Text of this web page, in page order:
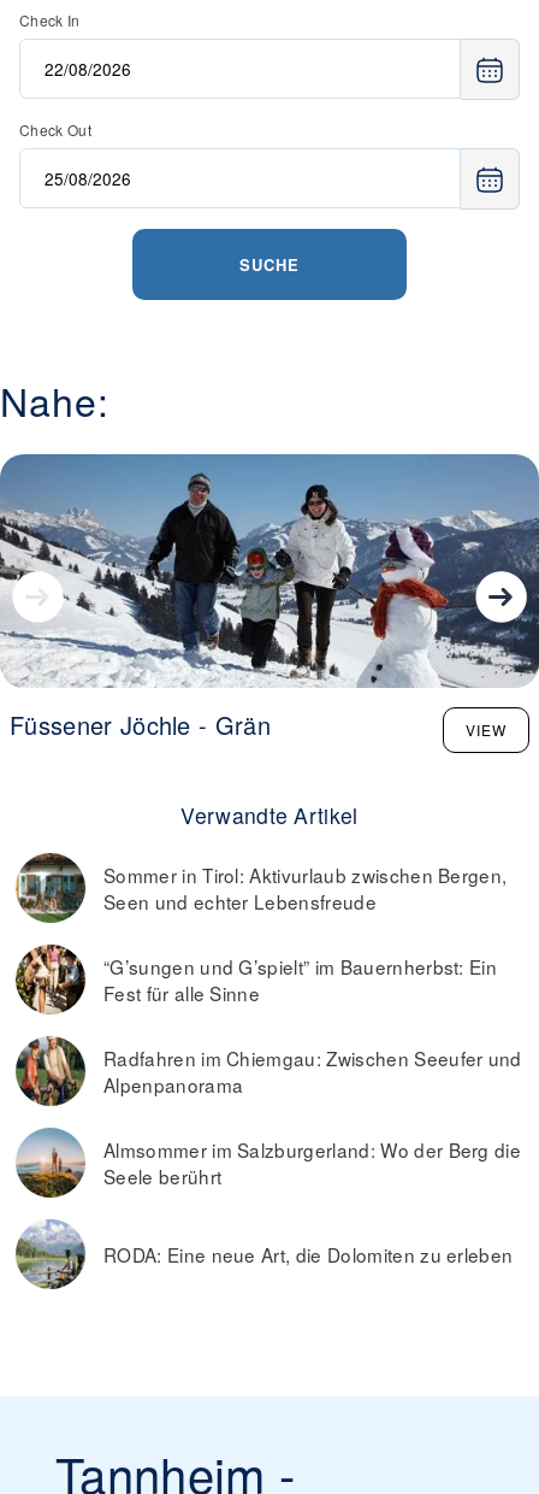
Check In
Check Out
SUCHE
Nahe:
Füssener Jöchle - Grän VIEW
Verwandte Artikel
Sommer in Tirol: Aktivurlaub zwischen Bergen,
Seen und echter Lebensfreude
“G’sungen und G’spielt” im Bauernherbst: Ein
Fest für alle Sinne
Radfahren im Chiemgau: Zwischen Seeufer und
Alpenpanorama
Almsommer im Salzburgerland: Wo der Berg die
Seele berührt
RODA: Eine neue Art, die Dolomiten zu erleben
Tannheim -